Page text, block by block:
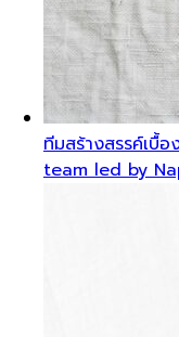
ทีมสร้างสรรค์เบื้
team led by